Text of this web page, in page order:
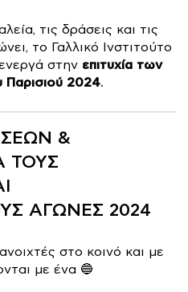
τις δράσεις και τις
το Γαλλικό Ινστιτούτο
στην επιτυχία των
2024.
&
ΤΟΥΣ
ΑΓΩΝΕΣ 2024
στο κοινό και με
με ένα 🔵